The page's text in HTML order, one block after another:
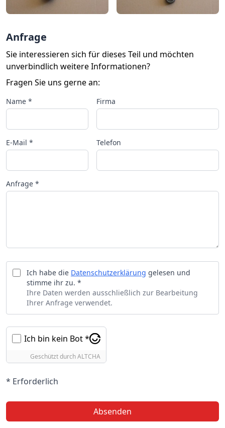
Anfrage
Sie interessieren sich für dieses Teil und möchten
unverbindlich weitere Informationen?
Fragen Sie uns gerne an:
Name * Firma
E-Mail * Telefon
Anfrage *
Ich habe die Datenschutzerklärung gelesen und
stimme ihr zu. *
Ihre Daten werden ausschließlich zur Bearbeitung
Ihrer Anfrage verwendet.
Ich bin kein Bot *
Geschützt durchALTCHA
* Erforderlich
Absenden